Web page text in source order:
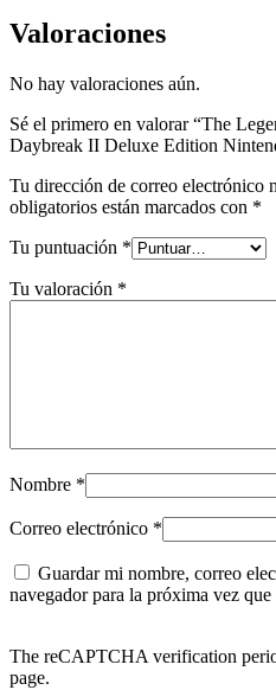
Valoraciones
No hay valoraciones aún.
Sé el primero en valorar “The
Daybreak II Deluxe Edition
Tu dirección de correo electrónico
obligatorios están marcados con *
Tu puntuación *
Tu valoración *
Nombre *
Correo electrónico *
Guardar mi nombre, correo
navegador para la próxima vez
The reCAPTCHA verification
page.